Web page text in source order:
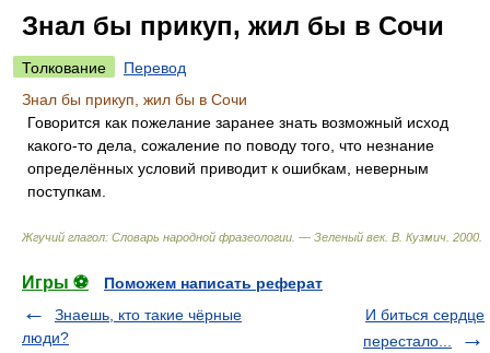
Знал бы прикуп, жил бы в Сочи
Толкование
Перевод
Знал бы прикуп, жил бы в Сочи
Говорится как пожелание заранее знать возможный исход
какого-то дела, сожаление по поводу того, что незнание
определённых условий приводит к ошибкам, неверным
поступкам.
Жгучий глагол: Словарь народной фразеологии. — Зеленый век. В. Кузмич 2000
Игры ⚽
Поможем написать реферат
Знаешь, кто такие чёрные
люди?
И биться сердце
перестало...